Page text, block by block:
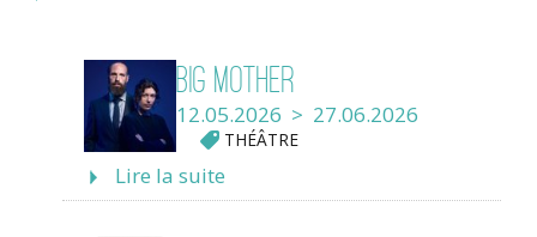
Big mother
12.05.2026 > 27.06.2026
THÉÂTRE
Lire la suite